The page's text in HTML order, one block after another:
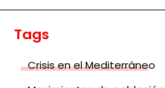
Tags
Crisis en el Mediterráneo